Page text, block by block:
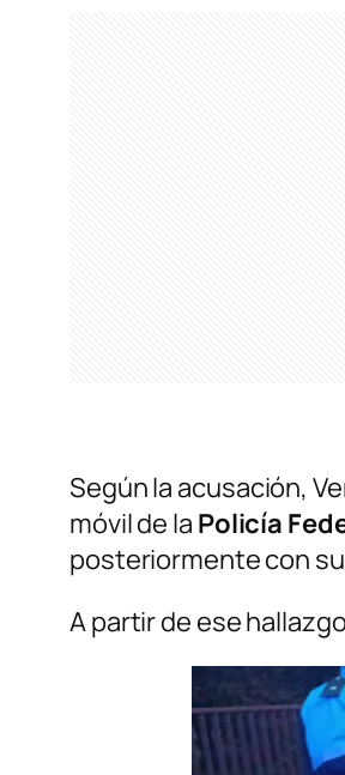
Según la acusación,
móvil de la Policía
posteriormente con
A partir de ese